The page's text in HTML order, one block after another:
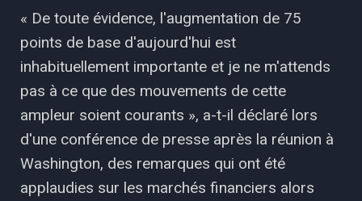
« De toute évidence, l'augmentation de 75
points de base d'aujourd'hui est
inhabituellement importante et je ne m'attends
pas à ce que des mouvements de cette
ampleur soient courants », a-t-il déclaré lors
d'une conférence de presse après la réunion à
Washington, des remarques qui ont été
applaudies sur les marchés financiers alors